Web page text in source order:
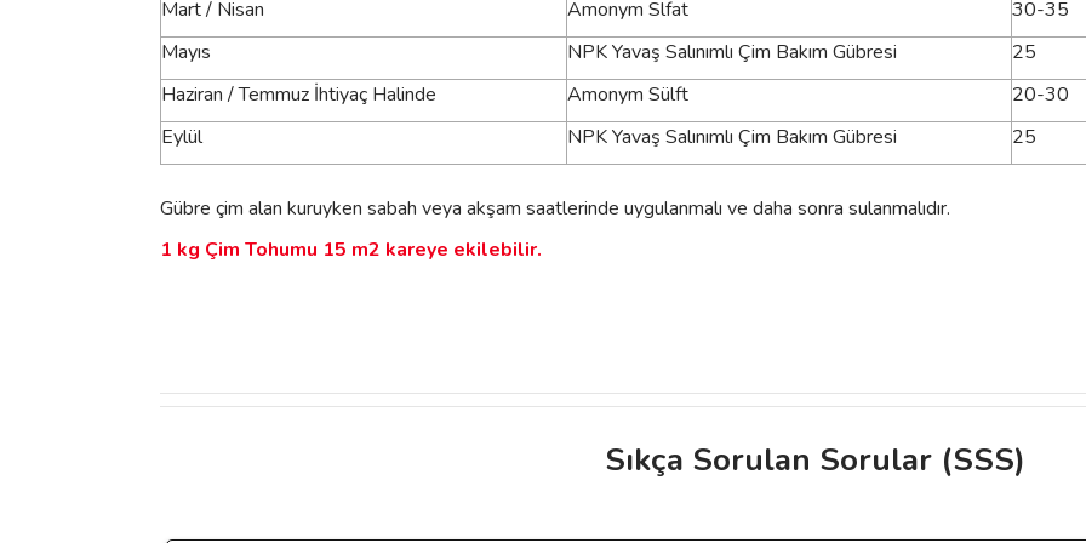
Mart / Nisan
Amonym Slfat
30-35
Mayıs
NPK Yavaş Salınımlı Çim Bakım Gübresi
25
Haziran / Temmuz İhtiyaç Halinde
Amonym Sülft
20-30
Eylül
NPK Yavaş Salınımlı Çim Bakım Gübresi 25
Gübre çim alan kuruyken sabah veya akşam saatlerinde uygulanmalı ve daha sonra sulanmalıdır.
1 kg Çim Tohumu 15 m2 kareye ekilebilir.
Bu ürünün fiyat bilgisi, resim, ürün açıklamalarında ve diğer konularda yetersiz gördüğünüz noktaları öneri formunu kullanarak
Sıkça Sorulan Sorular (SSS)